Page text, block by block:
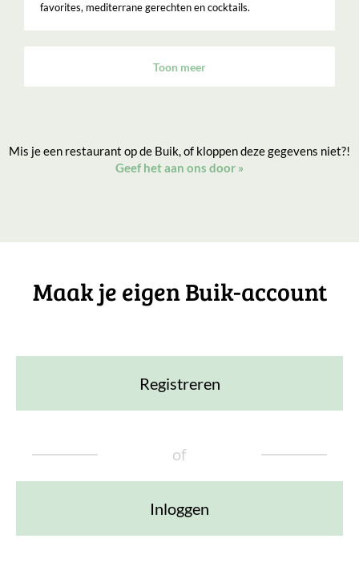
favorites, mediterrane gerechten en cocktails.
Toon meer
Mis je een restaurant op de Buik, of kloppen deze gegevens niet?!
Geef het aan ons door »
Maak je eigen Buik-account
Registreren
of
Inloggen